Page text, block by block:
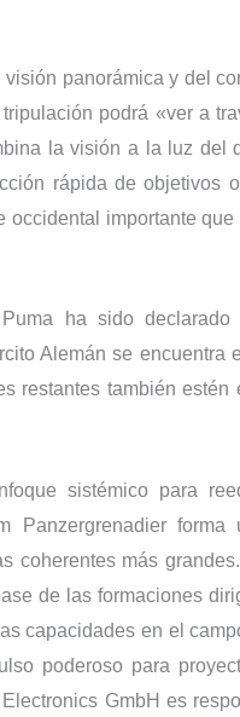
visión panorámica y del
podrá «ver a
la visión a la luz del
rápida de objetivos
occidental importante
ha sido
Alemán se
restantes también
sistémico para
Panzergrenadier
coherentes más
de las formaciones
capacidades en el
poderoso para
GmbH es